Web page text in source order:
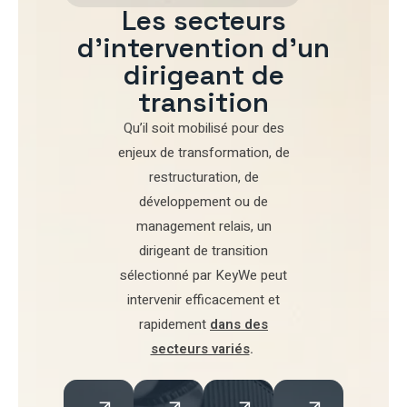
Les secteurs
d'intervention d'un
dirigeant de
transition
Qu’il soit mobilisé pourdes
enjeux de transformation, de
restructuration, de
développementou de
management relais, un
dirigeant de transition
sélectionné par KeyWe peut
intervenir efficacement et
rapidement dans des
secteurs variés.